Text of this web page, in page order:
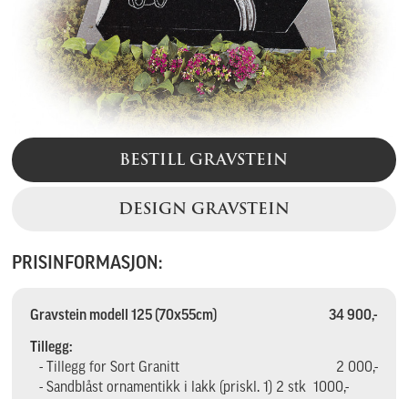
BESTILL GRAVSTEIN
DESIGN GRAVSTEIN
PRISINFORMASJON:
Gravstein modell 125 (70x55cm) 34 900,-
Tillegg:
- Tillegg for Sort Granitt
2 000,-
- Sandblåst ornamentikk i lakk (priskl. 1) 2 stk  1000,-